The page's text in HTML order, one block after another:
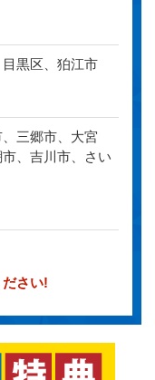
黒区、狛江市
三郷市、大宮
、吉川市、さい
さい!